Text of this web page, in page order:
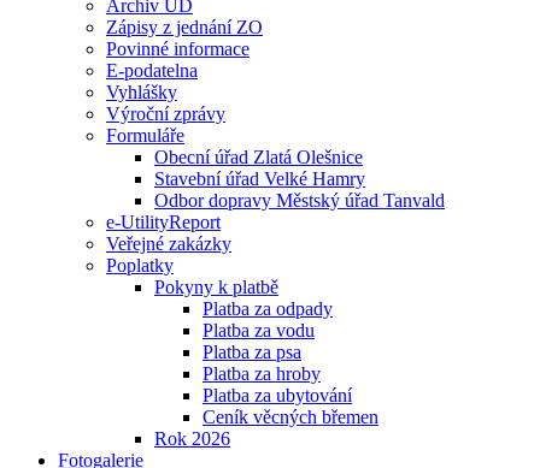
Archiv ÚD
Zápisy z jednání ZO
Povinné informace
E-podatelna
Vyhlášky
Výroční zprávy
Formuláře
Obecní úřad Zlatá Olešnice
Stavební úřad Velké Hamry
Odbor dopravy Městský úřad Tanvald
e-UtilityReport
Veřejné zakázky
Poplatky
Pokyny k platbě
Platba za odpady
Platba za vodu
Platba za psa
Platba za hroby
Platba za ubytování
Ceník věcných břemen
Rok 2026
Fotogalerie